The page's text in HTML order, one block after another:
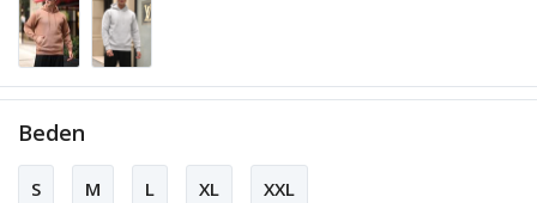
Beden
S M L XL XXL